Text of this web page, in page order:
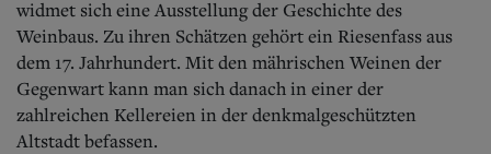
widmet sich eine Ausstellung der Geschichte des
Weinbaus. Zu ihren Schätzen gehört ein Riesenfass aus
dem 17. Jahrhundert. Mit den mährischen Weinen der
Gegenwart kann man sich danach in einer der
zahlreichen Kellereien in der denkmalgeschützten
Altstadt befassen.